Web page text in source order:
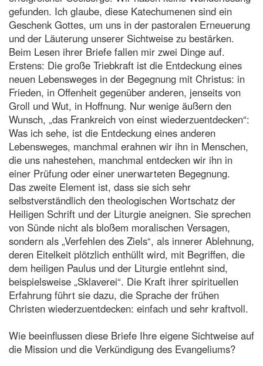
gefunden. Ich glaube, diese Katechumenen sind ein
Geschenk Gottes, um uns in der pastoralen Erneuerung
und der Läuterung unserer Sichtweise zu bestärken.
Beim Lesen ihrer Briefe fallen mir zwei Dinge auf.
Erstens: Die große Triebkraft ist die Entdeckung eines
neuen Lebensweges in der Begegnung mit Christus: in
Frieden, in Offenheit gegenüber anderen, jenseits von
Groll und Wut, in Hoffnung. Nur wenige äußern den
Wunsch, „das Frankreich von einst wiederzuentdecken“:
Was ich sehe, ist die Entdeckung eines anderen
Lebensweges, manchmal erahnen wir ihn in Menschen,
die uns nahestehen, manchmal entdecken wir ihn in
einer Prüfung oder einer unerwarteten Begegnung.
Das zweite Element ist, dass sie sich sehr
selbstverständlich den theologischen Wortschatz der
Heiligen Schrift und der Liturgie aneignen. Sie sprechen
von Sünde nicht als bloßem moralischen Versagen,
sondern als „Verfehlen des Ziels“, als innerer Ablehnung,
deren Eitelkeit plötzlich enthüllt wird, mit Begriffen, die
dem heiligen Paulus und der Liturgie entlehnt sind,
beispielsweise „Sklaverei“. Die Kraft ihrer spirituellen
Erfahrung führt sie dazu, die Sprache der frühen
Christen wiederzuentdecken: einfach und sehr kraftvoll.
Wie beeinflussen diese Briefe Ihre eigene Sichtweise auf
die Mission und die Verkündigung des Evangeliums?